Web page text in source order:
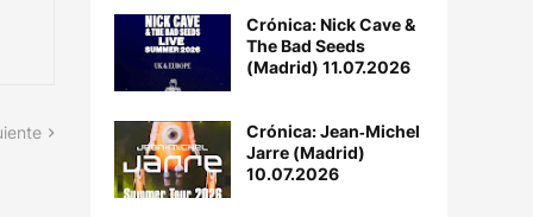
Crónica: Nick Cave &
The Bad Seeds
(Madrid) 11.07.2026
Crónica: Jean‐Michel
Jarre (Madrid)
10.07.2026